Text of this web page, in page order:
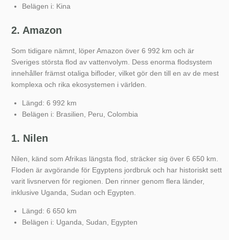
Belägen i: Kina
2. Amazon
Som tidigare nämnt, löper Amazon över 6 992 km och är
Sveriges största flod av vattenvolym. Dess enorma flodsystem
innehåller främst otaliga bifloder, vilket gör den till en av de mest
komplexa och rika ekosystemen i världen.
Längd: 6 992 km
Belägen i: Brasilien, Peru, Colombia
1. Nilen
Nilen, känd som Afrikas längsta flod, sträcker sig över 6 650 km.
Floden är avgörande för Egyptens jordbruk och har historiskt sett
varit livsnerven för regionen. Den rinner genom flera länder,
inklusive Uganda, Sudan och Egypten.
Längd: 6 650 km
Belägen i: Uganda, Sudan, Egypten